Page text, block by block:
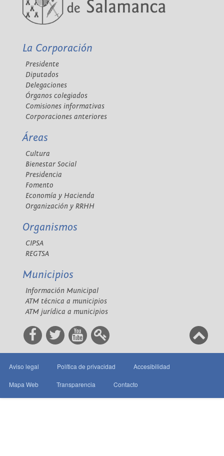
La Corporación
Presidente
Diputados
Delegaciones
Órganos colegiados
Comisiones informativas
Corporaciones anteriores
Áreas
Cultura
Bienestar Social
Presidencia
Fomento
Economía y Hacienda
Organización y RRHH
Organismos
CIPSA
REGTSA
Municipios
Información Municipal
ATM técnica a municipios
ATM jurídica a municipios
Aviso legal Política de privacidad Accesibilidad
Mapa Web Transparencia Contacto